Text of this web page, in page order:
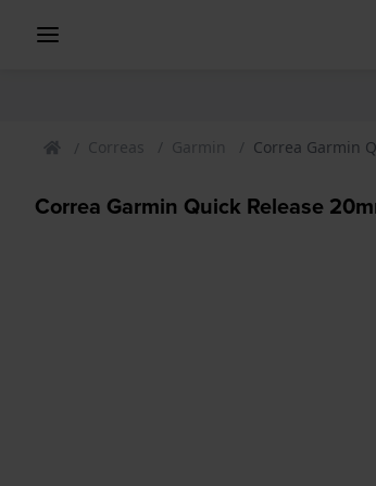
Correas Garmin Correa Garmin
Correa Garmin Quick Release